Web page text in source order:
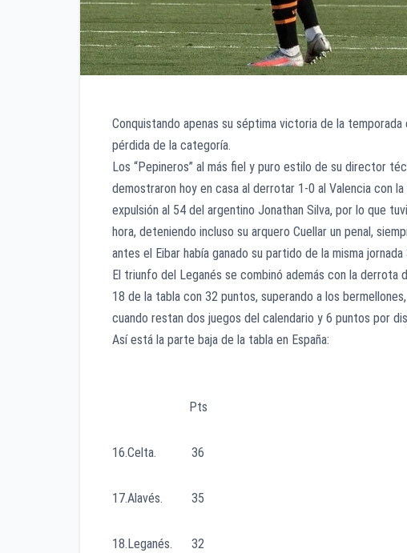
Conquistando apenas su séptima victoria de la
pérdida de la categoría.
Los “Pepineros” al más fiel y puro estilo de su director
demostraron hoy en casa al derrotar 1-0 al Valencia con
expulsión al 54 del argentino Jonathan Silva, por lo que
hora, deteniendo incluso su arquero Cuellar un penal,
antes el Eibar había ganado su partido de la misma
El triunfo del Leganés se combinó además con la derrota
18 de la tabla con 32 puntos, superando a los
cuando restan dos juegos del calendario y 6 puntos por
Así está la parte baja de la tabla en España:
Pts
16.Celta. 36
17.Alavés. 35
18.Leganés. 32